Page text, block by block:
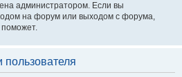
администратором. Если вы
на форум или выходом с форума,